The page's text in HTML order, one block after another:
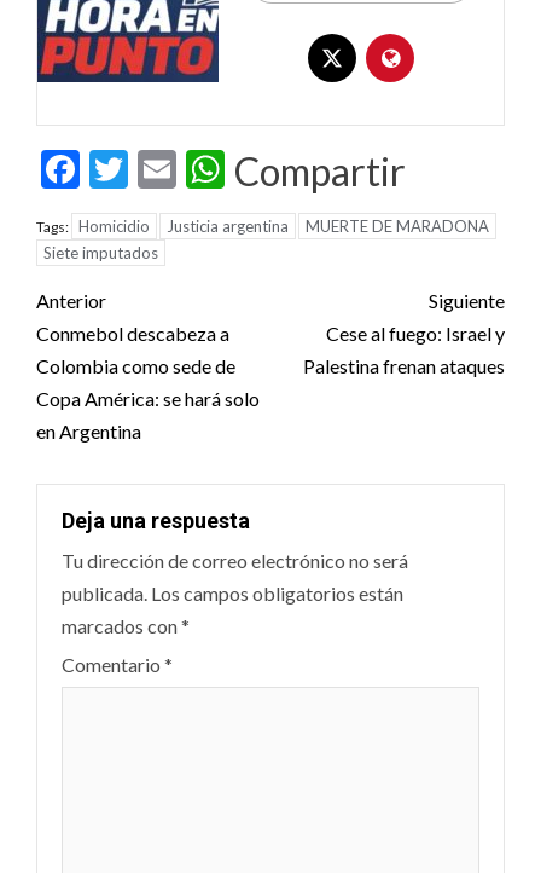
Facebook
Twitter
EmailWhatsApp
Compartir
Tags: Homicidio Justicia argentina
MUERTE DE MARADONA
Siete imputados
Post
navigation
Anterior
Conmebol descabeza a
Colombia como sede de
Copa América: se hará solo
en Argentina
Siguiente
Cese al fuego: Israel y
Palestina frenan ataques
Deja una respuesta
Tu dirección de correo electrónico no será
publicada. Los campos obligatorios están
marcados con*
Comentario *